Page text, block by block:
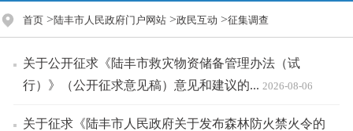
首页>陆丰市人民政府门户网站>政民互动 >征集调查
关于公开征求《陆丰市救灾物资储备管理办法（试
行）》（公开征求意见稿）意见和建议的... 2026-08-06
关于征求《陆丰市人民政府关于发布森林防火禁火令的